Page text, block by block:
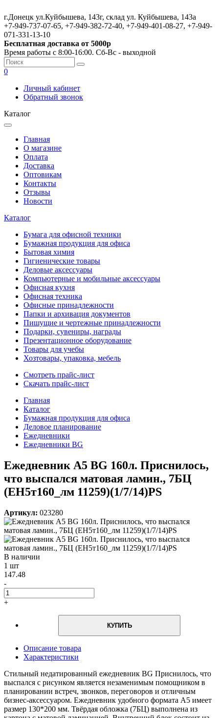
г.Донецк ул.Куйбышева, 143г, склад ул. Куйбышева, 143а
+7-949-737-07-65, +7-949-382-72-40, +7-949-401-08-27, +7-949-
071-331-13-10
Бесплатная доставка от 5000р
Время работы с 8:00-16:00. Сб-Вс - выходной
0
Личный кабинет
Обратный звонок
Каталог
Главная
О магазине
Оплата
Доставка
Оптовикам
Контакты
Отзывы
Новости
Каталог
Бумага для офисной техники
Бумажная продукция для офиса
Бытовая химия
Гигиенические товары
Деловые аксессуары
Компьютерные и мобильные аксессуары
Офисная кухня
Офисная техника
Офисные принадлежности
Папки и архивация документов
Пишущие и чертежные принадлежности
Подарки, сувениры, награды
Презентационное оборудование
Товары для учебы
Хозтовары, упаковка, мебель
Смотреть прайс-лист
Скачать прайс-лист
Главная
Каталог
Бумажная продукция для офиса
Деловое планирование
Ежедневники
Ежедневники BG
Ежедневник А5 BG 160л. Приснилось,
что выспался матовая ламин., 7БЦ
(ЕН5т160_лм 11259)(1/7/14)PS
Артикул: 023280
В наличии
1 шт
147.48
-
+
КУПИТЬ
Описание товара
Характеристики
Стильный недатированный ежедневник BG Приснилось, что
выспался с рисунком является незаменимым помощником в
планировании встреч, звонков, переговоров и отличным
бизнес-аксессуаром. Ежедневник удобного формата А5 имеет
размер 130*200 мм. Твёрдая обложка (7БЦ) выполнена из